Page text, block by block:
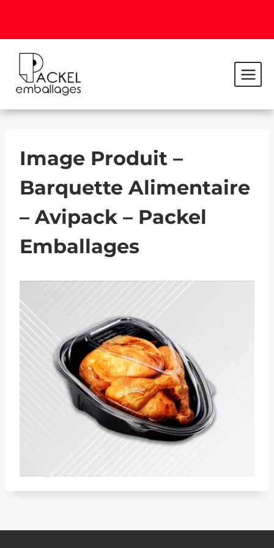
Image Produit –
Barquette Alimentaire
– Avipack – Packel
Emballages